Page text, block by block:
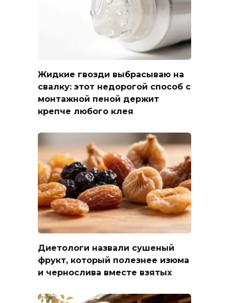
Жидкие гвозди выбрасываю на
свалку: этот недорогой способ с
монтажной пеной держит
крепче любого клея
Диетологи назвали сушеный
фрукт, который полезнее изюма
и чернослива вместе взятых